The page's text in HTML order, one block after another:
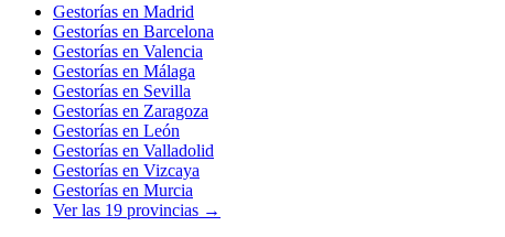
Gestorías en Madrid
Gestorías en Barcelona
Gestorías en Valencia
Gestorías en Málaga
Gestorías en Sevilla
Gestorías en Zaragoza
Gestorías en León
Gestorías en Valladolid
Gestorías en Vizcaya
Gestorías en Murcia
Ver las 19 provincias →